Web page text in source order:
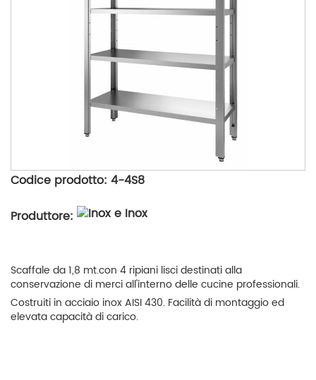
Codice prodotto: 4-4S8
Produttore:
Scaffale da 1,8 mt.con 4 ripiani lisci destinati alla
conservazione di merci all'interno delle cucine professionali.
Costruiti in acciaio inox AISI 430. Facilità di montaggio ed
elevata capacità di carico.